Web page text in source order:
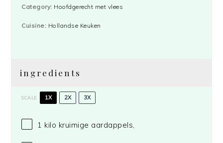
Category: Hoofdgerecht met vlees
Cuisine: Hollandse Keuken
ingredients
SCALE 1X 2X 3X
1 kilo kruimige aardappels,